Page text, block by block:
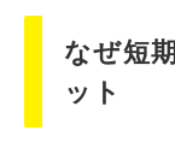
なぜ短
ット